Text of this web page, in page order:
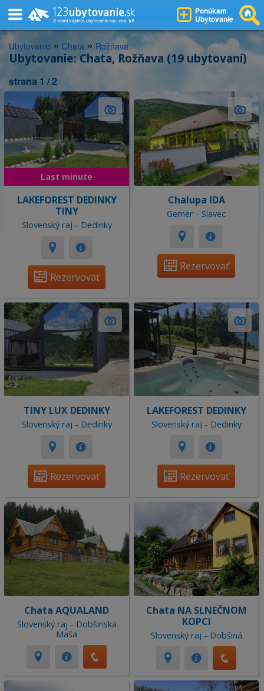
Ponúkam
Ubytovanie
Ubytovanie » Chata » Rožňava
Ubytovanie: Chata, Rožňava (19 ubytovaní)
strana 1 / 2
Last minute
LAKEFOREST DEDINKY
TINY
Slovenský raj - Dedinky
Rezervovať
Chalupa IDA
Gemer - Slavec
Rezervovať
TINY LUX DEDINKY
Slovenský raj - Dedinky
Rezervovať
LAKEFOREST DEDINKY
Slovenský raj - Dedinky
Rezervovať
Chata AQUALAND
Slovenský raj - Dobšinská
Maša
Chata NA SLNEČNOM
KOPCI
Slovenský raj - Dobšiná